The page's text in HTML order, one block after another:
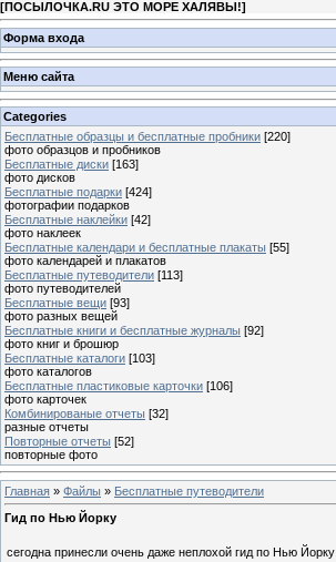
[ПОСЫЛОЧКА.RU ЭТО МОРЕ ХАЛЯВЫ!]
Форма входа
Меню сайта
Categories
Бесплатные образцы и бесплатные пробники [220]
фото образцов и пробников
Бесплатные диски [163]
фото дисков
Бесплатные подарки [424]
фотографии подарков
Бесплатные наклейки [42]
фото наклеек
Бесплатные календари и бесплатные плакаты [55]
фото календарей и плакатов
Бесплатные путеводители [113]
фото путеводителей
Бесплатные вещи [93]
фото разных вещей
Бесплатные книги и бесплатные журналы [92]
фото книг и брошюр
Бесплатные каталоги [103]
фото каталогов
Бесплатные пластиковые карточки [106]
фото карточек
Комбинированые отчеты [32]
разные отчеты
Повторные отчеты [52]
повторные фото
Главная » Файлы » Бесплатные путеводители
Гид по Нью Йорку
сегодна принесли очень даже неплохой гид по Нью Йорку